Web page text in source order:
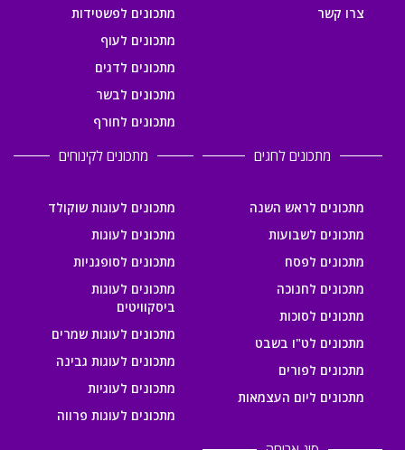
צרו קשר
מתכונים לפשטידות
מתכונים לעוף
מתכונים לדגים
מתכונים לבשר
מתכונים לחורף
מתכונים לחגים
מתכונים לראש השנה
מתכונים לשבועות
מתכונים לפסח
מתכונים לחנוכה
מתכונים לסוכות
מתכונים לט"ו בשבט
מתכונים לפורים
מתכונים ליום העצמאות
מתכונים לקינוחים
מתכונים לעוגות שוקולד
מתכונים לעוגות
מתכונים לסופגניות
מתכונים לעוגות
ביסקוויטים
מתכונים לעוגות שמרים
מתכונים לעוגות גבינה
מתכונים לעוגיות
מתכונים לעוגות פרווה